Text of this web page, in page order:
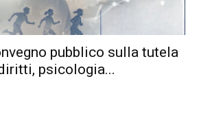
pubblico sulla tutela
psicologia...